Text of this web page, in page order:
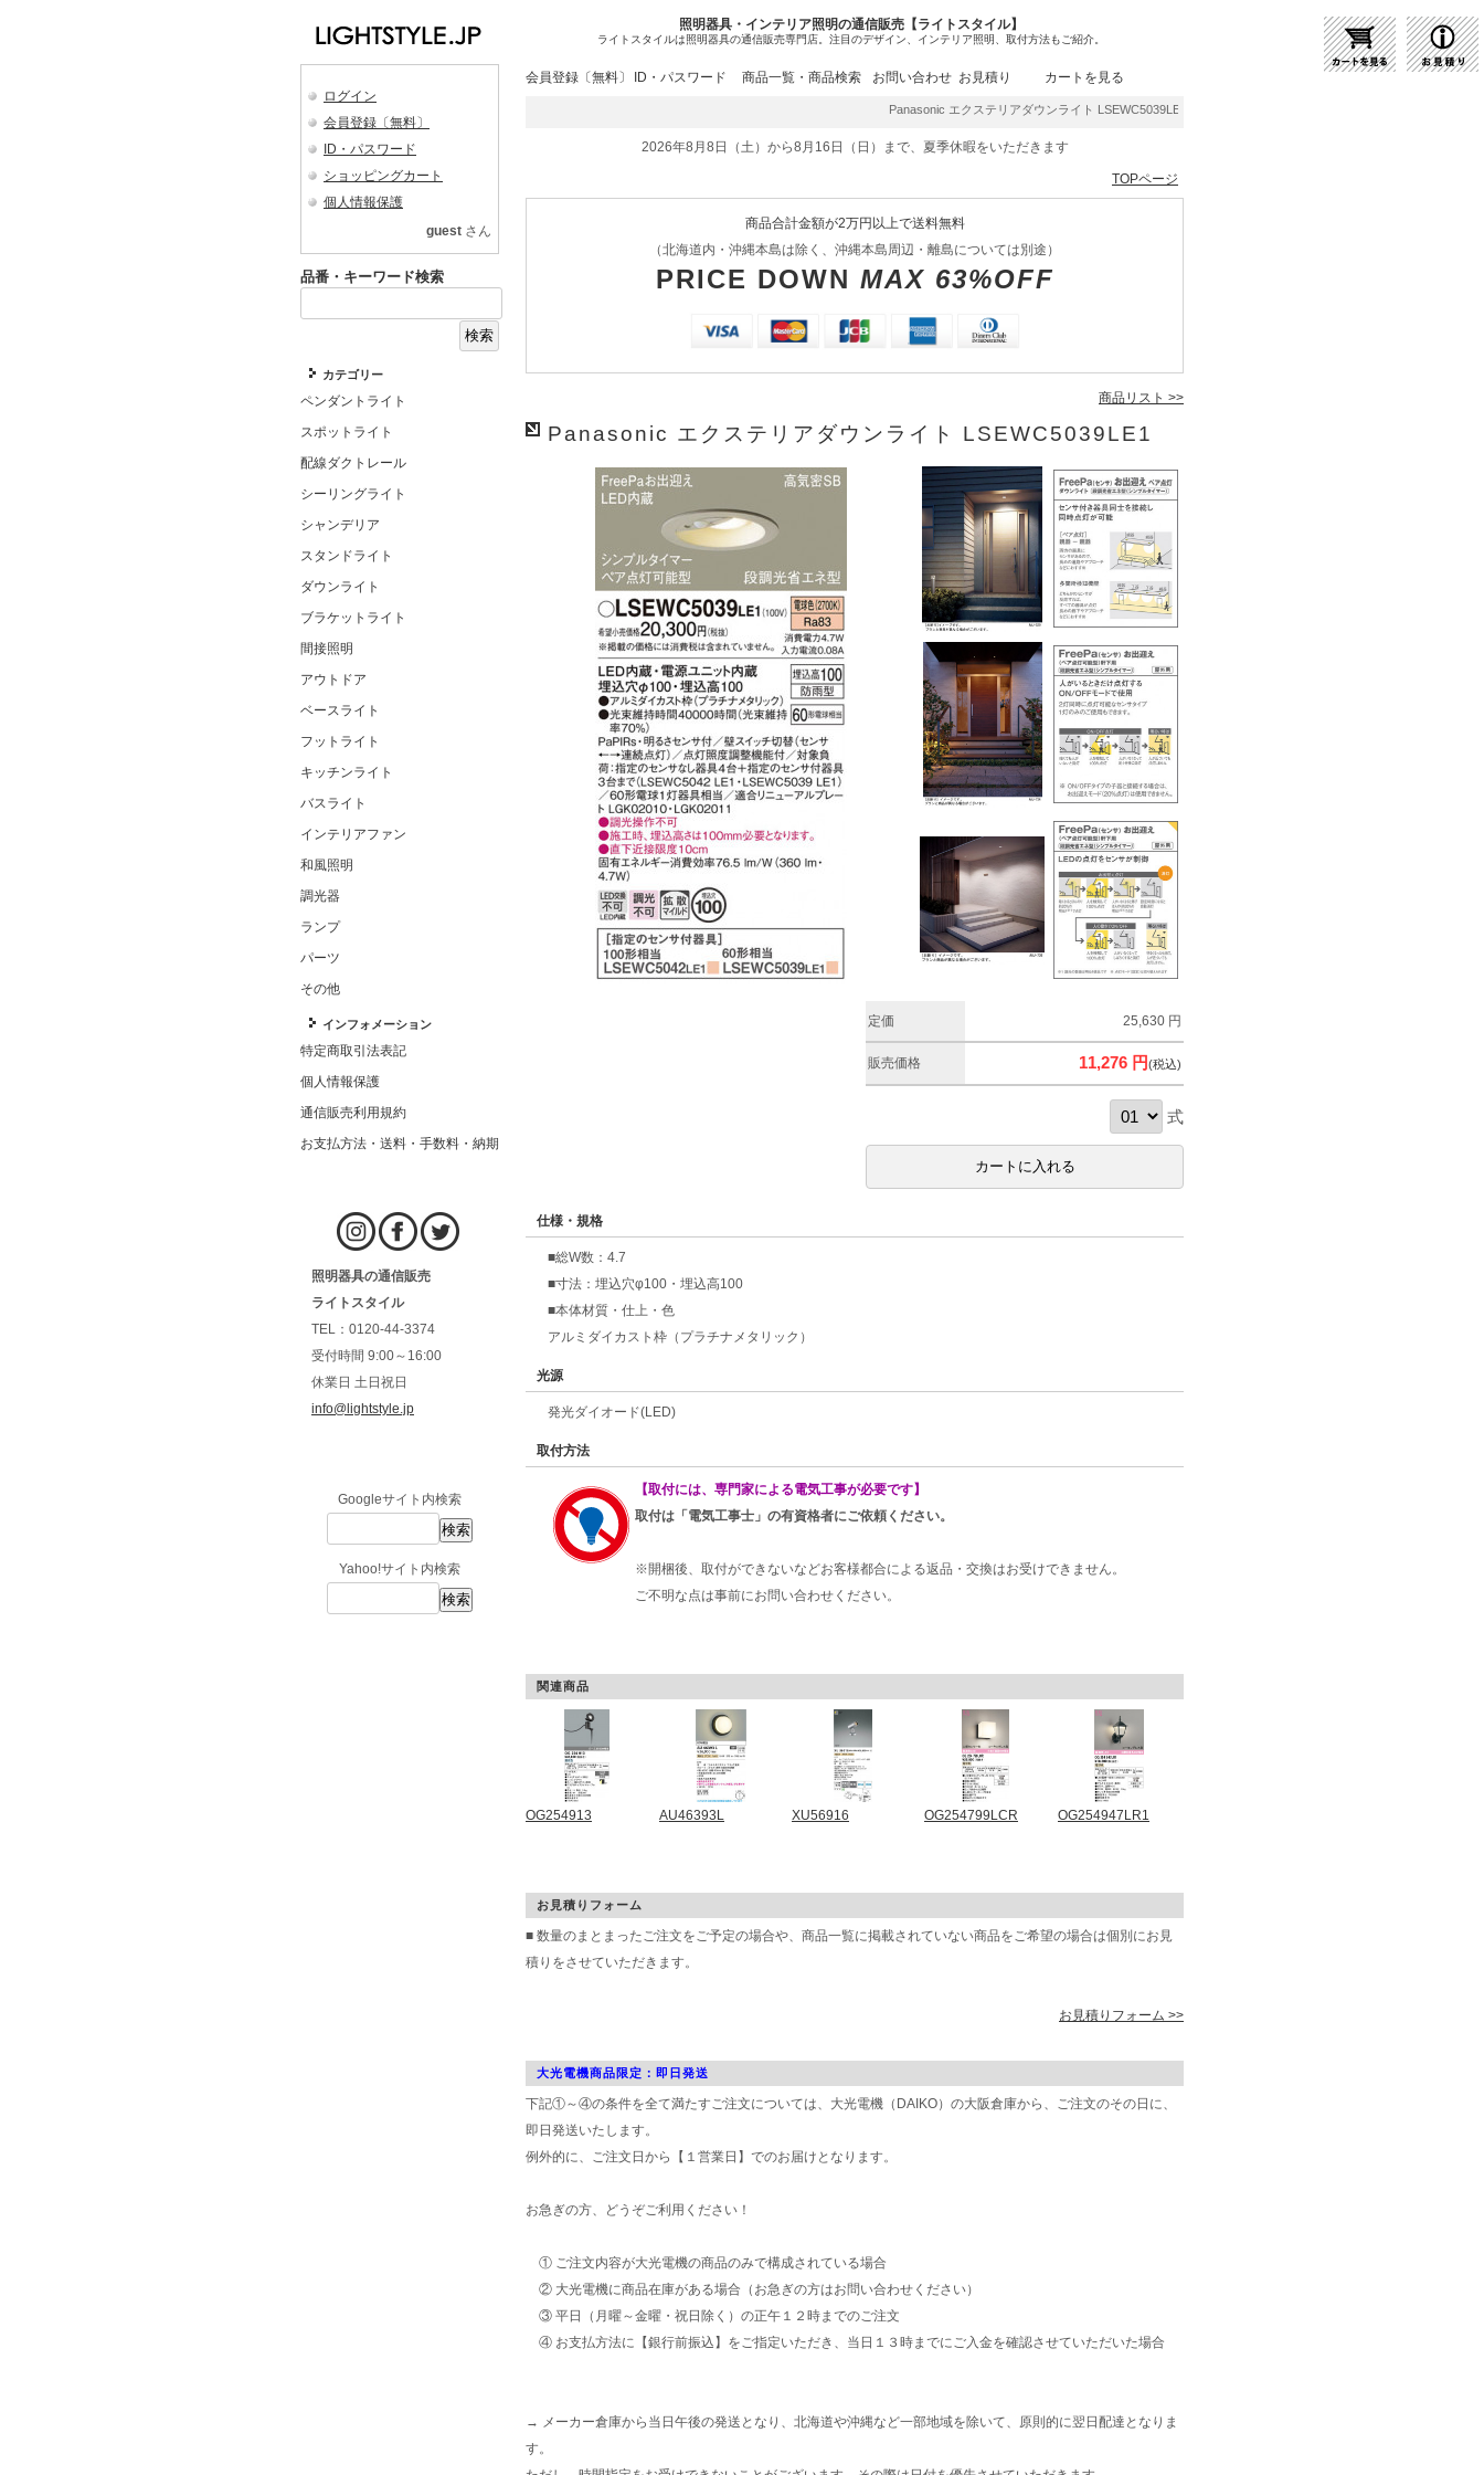
照明器具・インテリア照明の通信販売【ライトスタイル】
ライトスタイルは照明器具の通信販売専門店。注目のデザイン、インテリア照明、取付方法もご紹介。
ログイン
会員登録〔無料〕
ID・パスワード
ショッピングカート
個人情報保護
guest さん
品番・キーワード検索
カテゴリー
ペンダントライト
スポットライト
配線ダクトレール
シーリングライト
シャンデリア
スタンドライト
ダウンライト
ブラケットライト
間接照明
アウトドア
ベースライト
フットライト
キッチンライト
バスライト
インテリアファン
和風照明
調光器
ランプ
パーツ
その他
インフォメーション
特定商取引法表記
個人情報保護
通信販売利用規約
お支払方法・送料・手数料・納期
照明器具の通信販売
ライトスタイル
TEL：0120-44-3374
受付時間 9:00～16:00
休業日 土日祝日
info@lightstyle.jp
Googleサイト内検索
Yahoo!サイト内検索
会員登録〔無料〕 ID・パスワード 商品一覧・商品検索 お問い合わせ お見積り カートを見る
Panasonic エクステリアダウンライト LSEWC5039LE1 | 商品紹介 | 照明器具の通販・インテリア照明の通信販売
2026年8月8日（土）から8月16日（日）まで、夏季休暇をいただきます
TOPページ
商品合計金額が2万円以上で送料無料
（北海道内・沖縄本島は除く、沖縄本島周辺・離島については別途）
PRICE DOWN MAX 63%OFF
商品リスト >>
Panasonic エクステリアダウンライト LSEWC5039LE1
定価 25,630 円
販売価格 11,276 円(税込)
式
仕様・規格
■総W数：4.7
■寸法：埋込穴φ100・埋込高100
■本体材質・仕上・色
アルミダイカスト枠（プラチナメタリック）
光源
発光ダイオード(LED)
取付方法
【取付には、専門家による電気工事が必要です】
取付は「電気工事士」の有資格者にご依頼ください。
※開梱後、取付ができないなどお客様都合による返品・交換はお受けできません。
ご不明な点は事前にお問い合わせください。
関連商品
OG254913 AU46393L XU56916 OG254799LCR OG254947LR1
お見積りフォーム
■ 数量のまとまったご注文をご予定の場合や、商品一覧に掲載されていない商品をご希望の場合は個別にお見
積りをさせていただきます。
お見積りフォーム >>
大光電機商品限定：即日発送
下記①～④の条件を全て満たすご注文については、大光電機（DAIKO）の大阪倉庫から、ご注文のその日に、
即日発送いたします。
例外的に、ご注文日から【１営業日】でのお届けとなります。
お急ぎの方、どうぞご利用ください！
① ご注文内容が大光電機の商品のみで構成されている場合
② 大光電機に商品在庫がある場合（お急ぎの方はお問い合わせください）
③ 平日（月曜～金曜・祝日除く）の正午１２時までのご注文
④ お支払方法に【銀行前振込】をご指定いただき、当日１３時までにご入金を確認させていただいた場合
→ メーカー倉庫から当日午後の発送となり、北海道や沖縄など一部地域を除いて、原則的に翌日配達となりま
す。